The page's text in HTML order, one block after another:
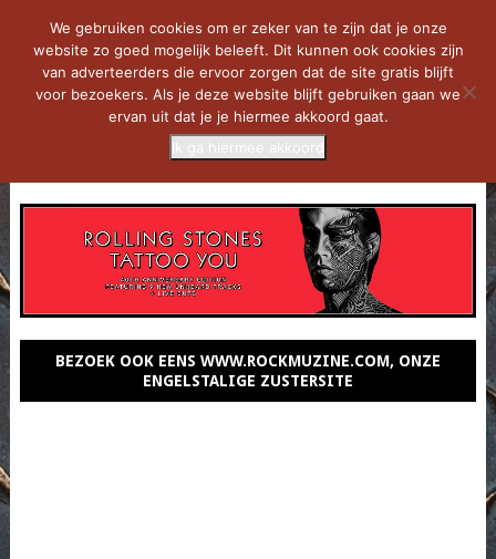
BEZOEK OOK EENS WWW.ROCKMUZINE.COM, ONZE
ENGELSTALIGE ZUSTERSITE
We gebruiken cookies om er zeker van te zijn dat je onze
website zo goed mogelijk beleeft. Dit kunnen ook cookies zijn
van adverteerders die ervoor zorgen dat de site gratis blijft
voor bezoekers. Als je deze website blijft gebruiken gaan we
ervan uit dat je je hiermee akkoord gaat.
Ik ga hiermee akkoord